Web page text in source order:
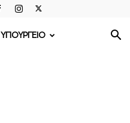
ΥΠΟΥΡΓΕΙΟ